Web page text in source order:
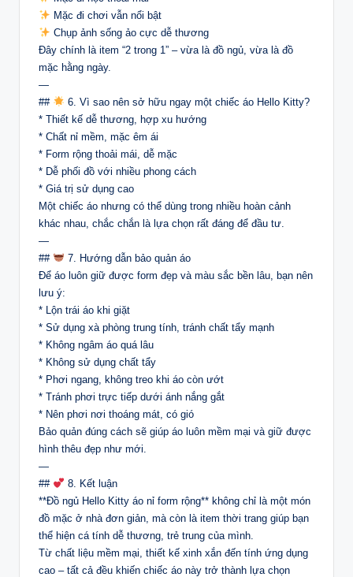
Mặc đi chơi vẫn nổi bật
Chụp ảnh sống ảo cực dễ thương
Đây chính là item “2 trong 1” – vừa là đồ ngủ, vừa là đồ
mặc hằng ngày.
—
##
6. Vì sao nên sở hữu ngay một chiếc áo Hello Kitty?
* Thiết kế dễ thương, hợp xu hướng
* Chất nỉ mềm, mặc êm ái
* Form rộng thoải mái, dễ mặc
* Dễ phối đồ với nhiều phong cách
* Giá trị sử dụng cao
Một chiếc áo nhưng có thể dùng trong nhiều hoàn cảnh
khác nhau, chắc chắn là lựa chọn rất đáng để đầu tư.
—
##
7. Hướng dẫn bảo quản áo
Để áo luôn giữ được form đẹp và màu sắc bền lâu, bạn nên
lưu ý:
* Lộn trái áo khi giặt
* Sử dụng xà phòng trung tính, tránh chất tẩy mạnh
* Không ngâm áo quá lâu
* Không sử dụng chất tẩy
* Phơi ngang, không treo khi áo còn ướt
* Tránh phơi trực tiếp dưới ánh nắng gắt
* Nên phơi nơi thoáng mát, có gió
Bảo quản đúng cách sẽ giúp áo luôn mềm mại và giữ được
hình thêu đẹp như mới.
—
##
8. Kết luận
**Đồ ngủ Hello Kitty áo nỉ form rộng** không chỉ là một món
đồ mặc ở nhà đơn giản, mà còn là item thời trang giúp bạn
thể hiện cá tính dễ thương, trẻ trung của mình.
Từ chất liệu mềm mại, thiết kế xinh xắn đến tính ứng dụng
cao – tất cả đều khiến chiếc áo này trở thành lựa chọn